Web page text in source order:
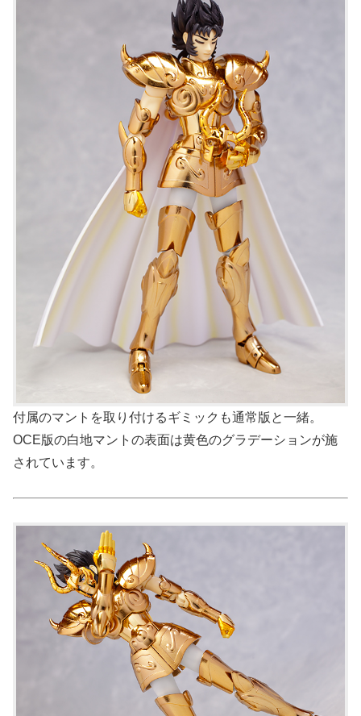
付属のマントを取り付けるギミックも通常版と一緒。
OCE版の白地マントの表面は黄色のグラデーションが施
されています。